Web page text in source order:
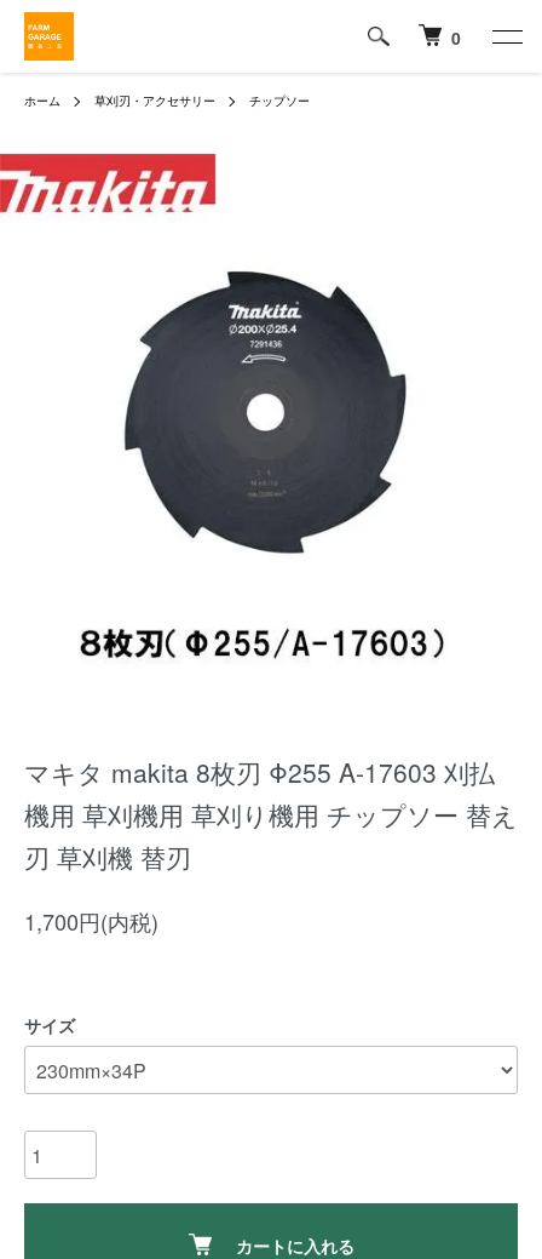
0
ホーム 草刈刃・アクセサリー チップソー
マキタ makita 8枚刃 Φ255 A-17603 刈払
機用 草刈機用 草刈り機用 チップソー 替え
刃 草刈機 替刃
1,700円(内税)
サイズ
カートに入れる